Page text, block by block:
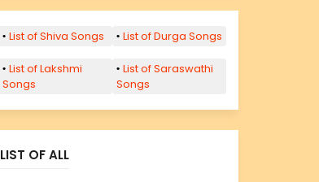
List of Shiva Songs List of Durga Songs
List of Lakshmi
Songs
List of Saraswathi
Songs
LIST OF ALL